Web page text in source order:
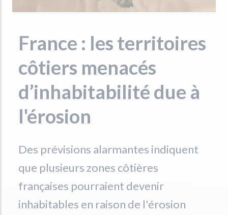
France : les territoires
côtiers menacés
d’inhabitabilité due à
l'érosion
Des prévisions alarmantes indiquent
que plusieurs zones côtières
françaises pourraient devenir
inhabitables en raison de l'érosion